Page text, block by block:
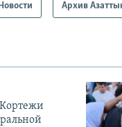
Архив